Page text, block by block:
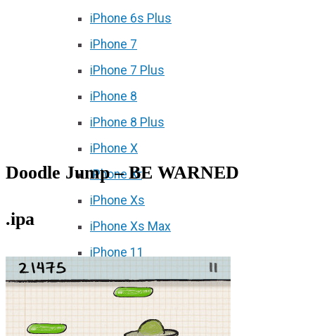
iPhone 6s Plus
iPhone 7
iPhone 7 Plus
iPhone 8
iPhone 8 Plus
iPhone X
iPhone Xr
iPhone Xs
iPhone Xs Max
iPhone 11
iPhone 11 Pro
iPhone 11 Pro Max
iPhone 12 mini
Doodle Jump – BE WARNED
.ipa